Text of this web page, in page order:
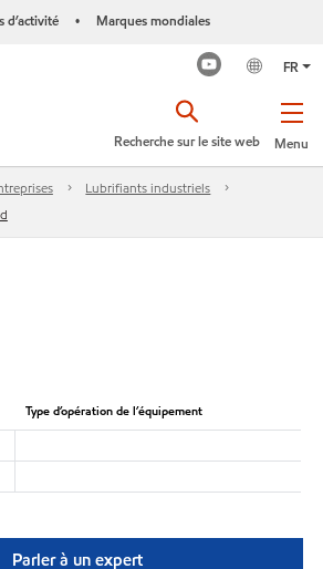
d’activité • Marques mondiales
FR
Menu
Recherche sur le site web
Lubrifiants industriels
Type d’opération de l’équipement
Parler à un expert